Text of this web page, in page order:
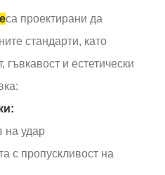
са проектирани да
стандарти, като
гъвкавост и естетически
на удар
с пропускливост на